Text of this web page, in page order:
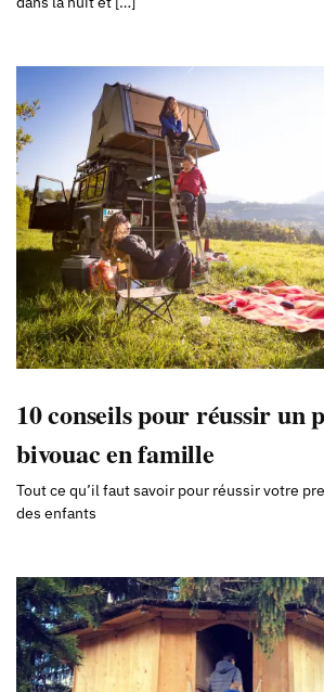
10 conseils pour réussir un
bivouac en famille
Tout ce qu’il faut savoir pour réussir votre
des enfants